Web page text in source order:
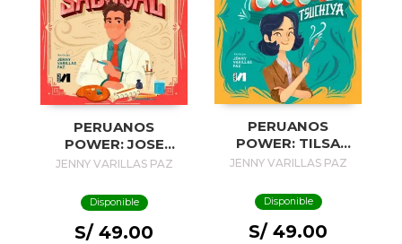
PERUANOS
POWER: JOSE
SABOGAL
JENNY VARILLAS PAZ
Disponible
S/ 49.00
PERUANOS
POWER: TILSA
TSUCHIYA
JENNY VARILLAS PAZ
Disponible
S/ 49.00